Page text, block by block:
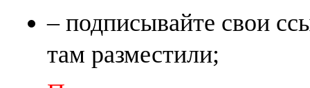
– подписывайте свои
там разместили;